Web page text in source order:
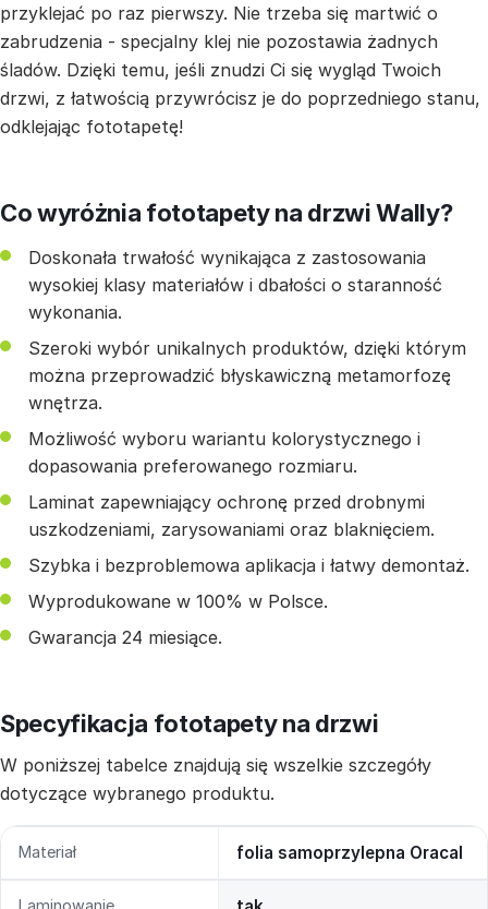
przyklejać po raz pierwszy. Nie trzeba się martwić o
zabrudzenia - specjalny klej nie pozostawia żadnych
śladów. Dzięki temu, jeśli znudzi Ci się wygląd Twoich
drzwi, z łatwością przywrócisz je do poprzedniego stanu,
odklejając fototapetę!
Co wyróżnia fototapety na drzwi Wally?
Doskonała trwałość wynikająca z zastosowania
wysokiej klasy materiałów i dbałości o staranność
wykonania.
Szeroki wybór unikalnych produktów, dzięki którym
można przeprowadzić błyskawiczną metamorfozę
wnętrza.
Możliwość wyboru wariantu kolorystycznego i
dopasowania preferowanego rozmiaru.
Laminat zapewniający ochronę przed drobnymi
uszkodzeniami, zarysowaniami oraz blaknięciem.
Szybka i bezproblemowa aplikacja i łatwy demontaż.
Wyprodukowane w 100% w Polsce.
Gwarancja 24 miesiące.
Specyfikacja fototapety na drzwi
W poniższej tabelce znajdują się wszelkie szczegóły
dotyczące wybranego produktu.
Materiał folia samoprzylepna Oracal
Laminowanie